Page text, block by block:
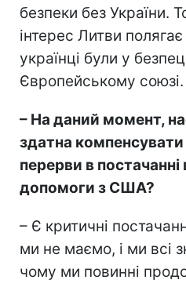
безпеки без України.
інтерес Литви
українці були у
Європейському союзі.
– На даний момент,
здатна компенсувати
перерви в постачанні
допомоги з США?
– Є критичні
ми не маємо, і ми всі
чому ми повинні